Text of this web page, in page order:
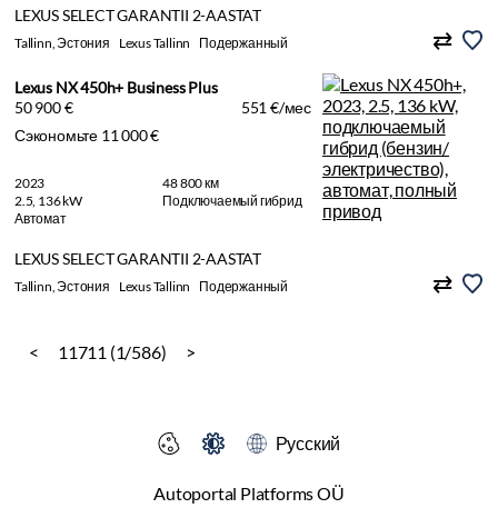
LEXUS SELECT GARANTII 2-AASTAT
Tallinn, Эстония Lexus Tallinn Подержанный
Lexus NX 450h+ Business Plus
50 900 €
551 €/мес
Сэкономьте 11 000 €
2023
48 800 км
2.5, 136 kW
Подключаемый гибрид
Автомат
LEXUS SELECT GARANTII 2-AASTAT
Tallinn, Эстония Lexus Tallinn Подержанный
< 11711 (1/586) >
Autoportal Platforms OÜ
Русский